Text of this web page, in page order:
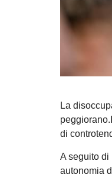
La
di
A seguito di
autonomia